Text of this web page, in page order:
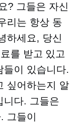
? 그들은 자신
리는 항상 동
하세요, 당신
를 받고 있고
들이 있습니다.
싶어하는지 알
니다. 그들은
그들이